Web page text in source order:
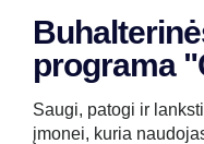
Saugi, patogi ir
įmonei, kuria
programa